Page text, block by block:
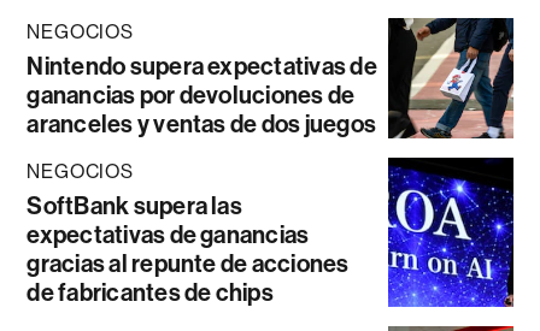
NEGOCIOS
Nintendo supera expectativas de
ganancias por devoluciones de
aranceles y ventas de dos juegos
NEGOCIOS
SoftBank supera las
expectativas de ganancias
gracias al repunte de acciones
de fabricantes de chips